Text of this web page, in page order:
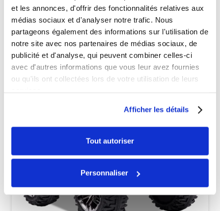
et les annonces, d'offrir des fonctionnalités relatives aux
médias sociaux et d'analyser notre trafic. Nous
partageons également des informations sur l'utilisation de
notre site avec nos partenaires de médias sociaux, de
publicité et d'analyse, qui peuvent combiner celles-ci
avec d'autres informations que vous leur avez fournies
ou qu'ils ont collectées lors de votre utilisation de leurs
Afficher les détails
Tout autoriser
Personnaliser
+ de produits Avis
Véhicules complets